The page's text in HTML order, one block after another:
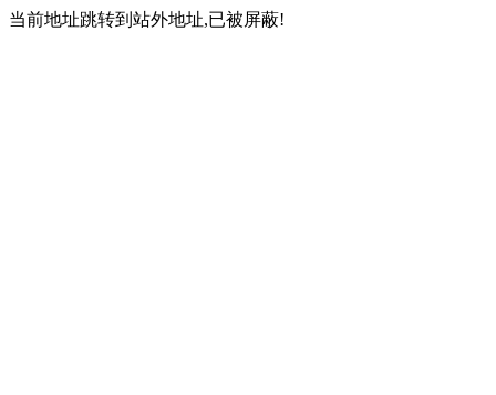
当前地址跳转到站外地址,已被屏蔽!